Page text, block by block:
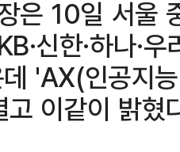
은 10일 서울
신한·하나·
'AX(인공지
이같이 밝혔